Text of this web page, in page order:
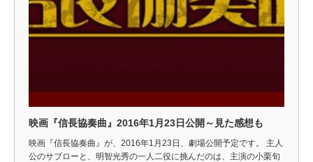
映画『信長協奏曲』2016年1月23日公開～見た感想も
映画『信長協奏曲』が、2016年1月23日、劇場公開予定です。 主人
公のサブローと、明智光秀の一人二役に挑んだのは、主演の小栗旬